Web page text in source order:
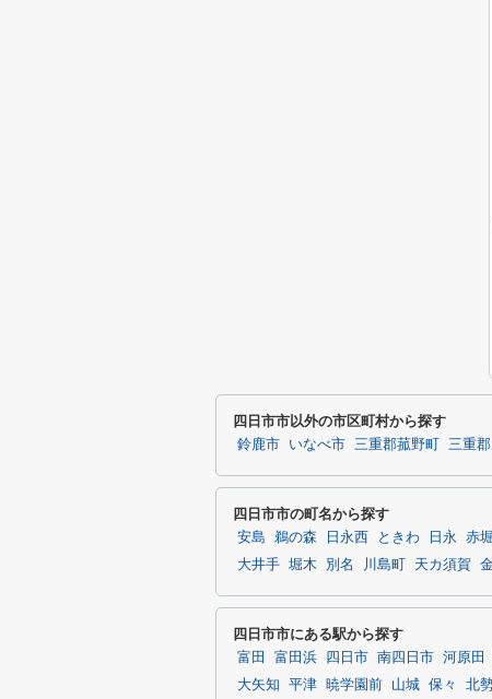
四日市市以外の市区町村から探す
鈴鹿市 いなべ市 三重郡菰野町 三重郡
四日市市の町名から探す
安島 鵜の森 日永西 ときわ 日永 赤堀
大井手 堀木 別名 川島町 天カ須賀
四日市市にある駅から探す
富田 富田浜 四日市 南四日市 河原田
大矢知
平津 暁学園前 山城 保々 北